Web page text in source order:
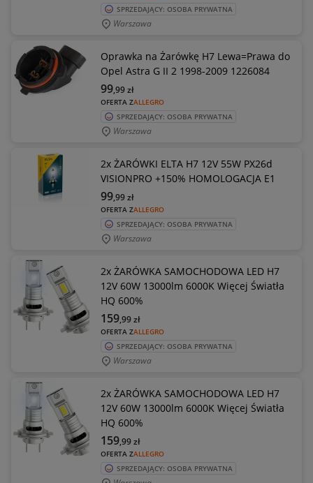
SPRZEDAJĄCY: OSOBA PRYWATNA
Warszawa
Oprawka na Żarówkę H7 Lewa=Prawa do
Opel Astra G II 2 1998-2009 1226084
OFERTA ZALLEGRO
99,99zł
SPRZEDAJĄCY: OSOBA PRYWATNA
Warszawa
2x ŻARÓWKI ELTA H7 12V 55W PX26d
VISIONPRO +150% HOMOLOGACJA E1
OFERTA ZALLEGRO
99,99zł
SPRZEDAJĄCY: OSOBA PRYWATNA
Warszawa
2x ŻARÓWKA SAMOCHODOWA LED H7
12V 60W 13000lm 6000K Więcej Światła
HQ 600%
OFERTA ZALLEGRO
159,99zł
SPRZEDAJĄCY: OSOBA PRYWATNA
Warszawa
2x ŻARÓWKA SAMOCHODOWA LED H7
12V 60W 13000lm 6000K Więcej Światła
HQ 600%
OFERTA ZALLEGRO
159,99zł
SPRZEDAJĄCY: OSOBA PRYWATNA